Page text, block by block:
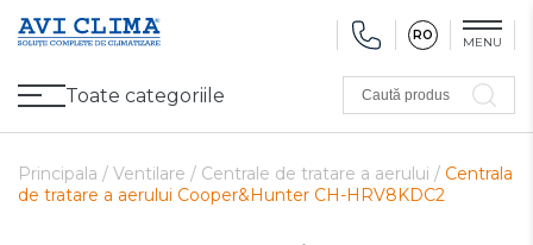
RO MENU
Toate categoriile
Climatizare
Ventilare
Caută produs
Principala / Ventilare / Centrale de tratare a aerului / Centrala
de tratare a aerului Cooper&Hunter CH-HRV8KDC2